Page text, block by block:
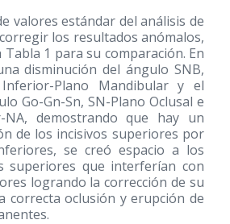
valores estándar del análisis de
los resultados anómalos,
Tabla 1 para su comparación. En
disminución del ángulo SNB,
Plano Mandibular y el
Go-Gn-Sn, SN-Plano Oclusal e
NA, demostrando que hay un
de los incisivos superiores por
se creó espacio a los
superiores que interferían con
logrando la corrección de su
correcta oclusión y erupción de